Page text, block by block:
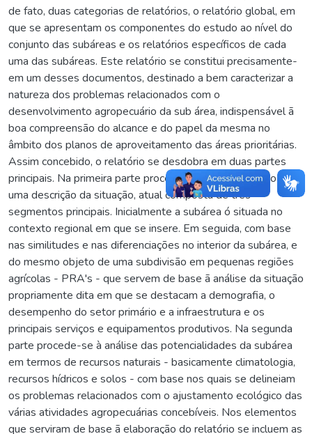
de fato, duas categorias de relatórios, o relatório global, em
que se apresentam os componentes do estudo ao nível do
conjunto das subáreas e os relatórios específicos de cada
uma das subáreas. Este relatório se constitui precisamente-
em um desses documentos, destinado a bem caracterizar a
natureza dos problemas relacionados com o
desenvolvimento agropecuário da sub área, indispensável ã
boa compreensão do alcance e do papel da mesma no
âmbito dos planos de aproveitamento das áreas prioritárias.
Assim concebido, o relatório se desdobra em duas partes
principais. Na primeira parte procede-se à apresentação de
uma descrição da situação, atual composta de três
segmentos principais. Inicialmente a subárea ó situada no
contexto regional em que se insere. Em seguida, com base
nas similitudes e nas diferenciações no interior da subárea, e
do mesmo objeto de uma subdivisão em pequenas regiões
agrícolas - PRA's - que servem de base ã análise da situação
propriamente dita em que se destacam a demografia, o
desempenho do setor primário e a infraestrutura e os
principais serviços e equipamentos produtivos. Na segunda
parte procede-se à análise das potencialidades da subárea
em termos de recursos naturais - basicamente climatologia,
recursos hídricos e solos - com base nos quais se delineiam
os problemas relacionados com o ajustamento ecológico das
várias atividades agropecuárias concebíveis. Nos elementos
que serviram de base ã elaboração do relatório se incluem as